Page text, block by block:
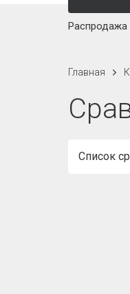
Распродажа
Главная
Список